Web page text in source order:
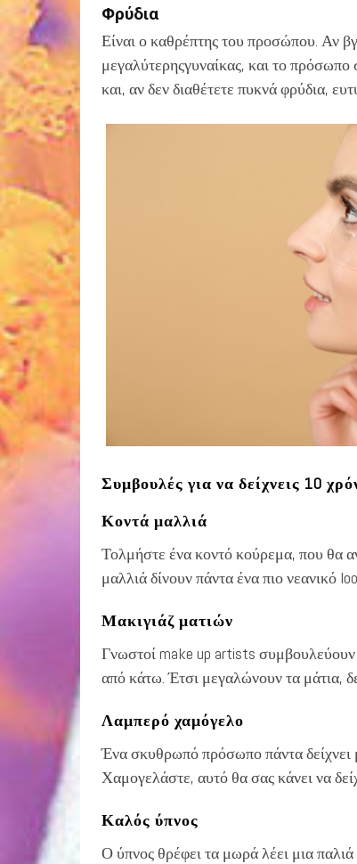
Φρύδια
Είναι ο καθρέπτης του προσώπου. Αν
μεγαλύτερηςγυναίκας, και το
και, αν δεν διαθέτετε πυκνά φρύδια,
Συμβουλές για να δείχνεις 10
Κοντά μαλλιά
Τολμήστε ένα κοντό κούρεμα, που θα
μαλλιά δίνουν πάντα ένα πιο νεανικό
Μακιγιάζ ματιών
Γνωστοί make up artists
από κάτω. Έτσι μεγαλώνουν τα μάτια,
Λαμπερό χαμόγελο
Ένα σκυθρωπό πρόσωπο πάντα δείχνει
Χαμογελάστε, αυτό θα σας κάνει να
Καλός ύπνος
Ο ύπνος θρέφει τα μωρά λέει μια